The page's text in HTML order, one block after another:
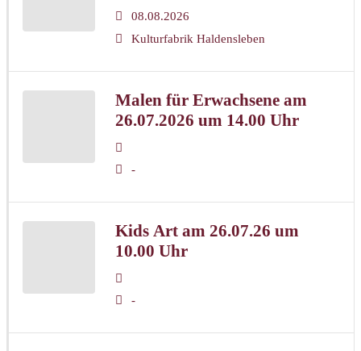
08.08.2026
Kulturfabrik Haldensleben
Malen für Erwachsene am
26.07.2026 um 14.00 Uhr
-
Kids Art am 26.07.26 um
10.00 Uhr
-